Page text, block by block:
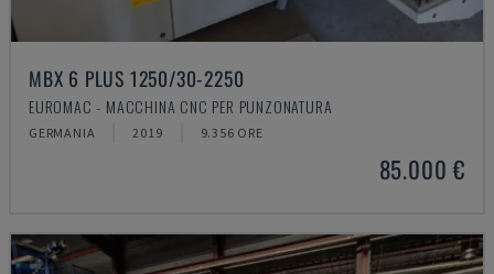
MBX 6 PLUS 1250/30-2250
EUROMAC - MACCHINA CNC PER PUNZONATURA
GERMANIA 2019 9.356 ORE
85.000 €